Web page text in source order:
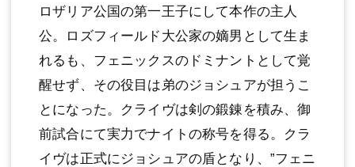
ロザリア公国の第一王子にして本作の主人
公。ロズフィールド大公家の嫡男として生ま
れるも、フェニックスのドミナントとして覚
醒せず、その役目は弟のジョシュアが担うこ
とになった。クライヴは剣の鍛錬を積み、御
前試合にて実力でナイトの称号を得る。クラ
イヴは正式にジョシュアの盾となり、”フェニ